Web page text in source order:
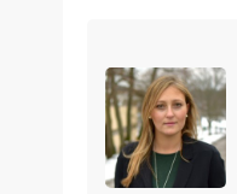
Population